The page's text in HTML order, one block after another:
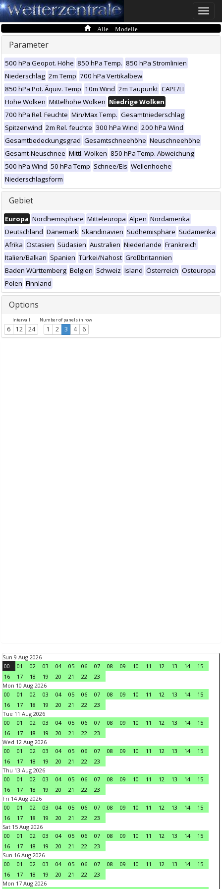
Toggle
Alle Modelle
Parameter
500 hPa Geopot. Höhe 850 hPa Temp. 850 hPa Stromlinien
Niederschlag 2m Temp 700 hPa Vertikalbew
850 hPa Pot. Äquiv. Temp 10m Wind 2m Taupunkt CAPE/LI
Hohe Wolken Mittelhohe Wolken Niedrige Wolken
700 hPa Rel. Feuchte Min/Max Temp. Gesamtniederschlag
Spitzenwind 2m Rel. feuchte 300 hPa Wind 200 hPa Wind
Gesamtbedeckungsgrad Gesamtschneehöhe Neuschneehöhe
Gesamt-Neuschnee Mittl. Wolken 850 hPa Temp. Abweichung
500 hPa Wind 50 hPa Temp Schnee/Eis Wellenhoehe
Niederschlagsform
Gebiet
Europa Nordhemisphäre Mitteleuropa Alpen Nordamerika
Deutschland Dänemark Skandinavien Südhemisphäre Südamerika
Afrika Ostasien Südasien Australien Niederlande Frankreich
Italien/Balkan Spanien Türkei/Nahost Großbritannien
Baden Württemberg Belgien Schweiz Island Österreich Osteuropa
Polen Finnland
Options
Intervall
6 12 24
Number of panels in row
1 2 3 4 6
Sun 9 Aug 2026
00
01 02 03 04 05 06 07 08 09 10 11 12 13 14
15
16
17 18 19 20 21 22
23
Mon 10 Aug 2026
00
01 02 03 04 05 06 07 08 09 10 11 12 13 14
15
16
17 18 19 20 21 22
23
Tue 11 Aug 2026
00
01 02 03 04 05 06 07 08 09 10 11 12 13 14
15
16
17 18 19 20 21 22
23
Wed 12 Aug 2026
00
01 02 03 04 05 06 07 08 09 10 11 12 13 14
15
16
17 18 19 20 21 22
23
Thu 13 Aug 2026
00
01 02 03 04 05 06 07 08 09 10 11 12 13 14
15
16
17 18 19 20 21 22
23
Fri 14 Aug 2026
00
01 02 03 04 05 06 07 08 09 10 11 12 13 14
15
16
17 18 19 20 21 22
23
Sat 15 Aug 2026
00
01 02 03 04 05 06 07 08 09 10 11 12 13 14
15
16
17 18 19 20 21 22
23
Sun 16 Aug 2026
00
01 02 03 04 05 06 07 08 09 10 11 12 13 14
15
16
17 18 19 20 21 22
23
Mon 17 Aug 2026